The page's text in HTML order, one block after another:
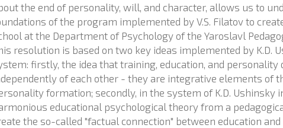
the end of personality, will, and character, allows us to
of the program implemented by V.S. Filatov to
at the Department of Psychology of the Yaroslavl
resolution is based on two key ideas implemented by K.D.
firstly, the idea that training, education, and personality
of each other - they are integrative elements of
formation; secondly, in the system of K.D. Ushinsky
educational psychological theory from a
the so-called "factual connection" between education